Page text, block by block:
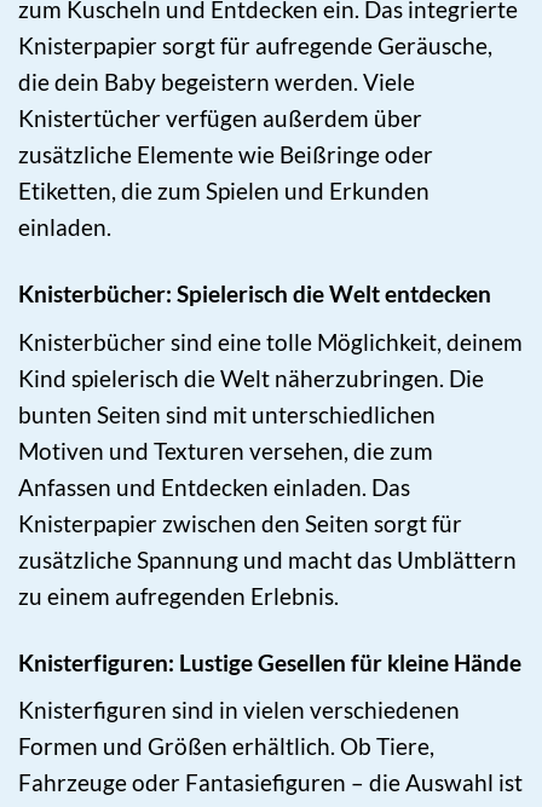
zum Kuscheln und Entdecken ein. Das integrierte
Knisterpapier sorgt für aufregende Geräusche,
die dein Baby begeistern werden. Viele
Knistertücher verfügen außerdem über
zusätzliche Elemente wie Beißringe oder
Etiketten, die zum Spielen und Erkunden
einladen.
Knisterbücher: Spielerisch die Welt entdecken
Knisterbücher sind eine tolle Möglichkeit, deinem
Kind spielerisch die Welt näherzubringen. Die
bunten Seiten sind mit unterschiedlichen
Motiven und Texturen versehen, die zum
Anfassen und Entdecken einladen. Das
Knisterpapier zwischen den Seiten sorgt für
zusätzliche Spannung und macht das Umblättern
zu einem aufregenden Erlebnis.
Knisterfiguren: Lustige Gesellen für kleine Hände
Knisterfiguren sind in vielen verschiedenen
Formen und Größen erhältlich. Ob Tiere,
Fahrzeuge oder Fantasiefiguren – die Auswahl ist